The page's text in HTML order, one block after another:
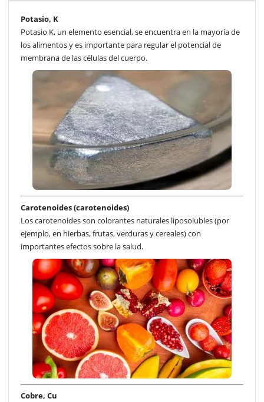
Potasio, K
Potasio K, un elemento esencial, se encuentra en la mayoría de
los alimentos y es importante para regular el potencial de
membrana de las células del cuerpo.
Carotenoides (carotenoides)
Los carotenoides son colorantes naturales liposolubles (por
ejemplo, en hierbas, frutas, verduras y cereales) con
importantes efectos sobre la salud.
Cobre, Cu